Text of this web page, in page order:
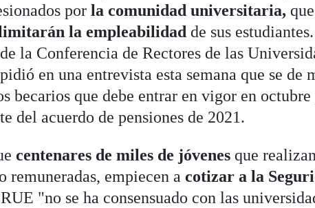
porla comunidad universitaria,
limitarán la empleabilidadde sus
la Conferencia de Rectores de las
en una entrevista esta semana que se de
becarios que debe entrar en vigor en octubre
del acuerdo de pensiones de 2021.
centenares de miles de jóvenes que
remuneradas, empiecen a cotizar a la
"no se ha consensuado con las